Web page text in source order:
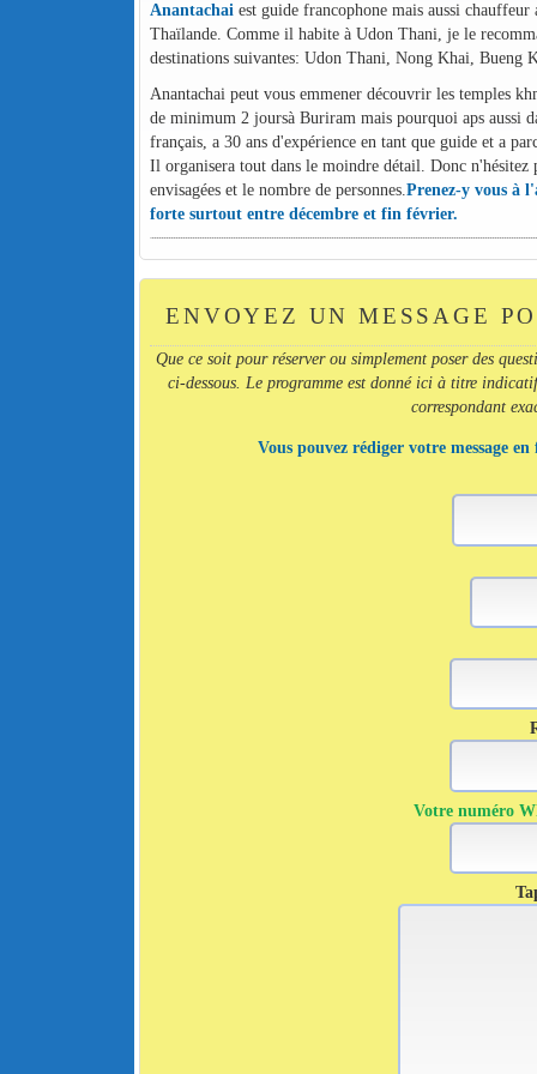
Anantachai est guide francophone mais aussi
Thaïlande. Comme il habite à Udon Thani, je le
destinations suivantes: Udon Thani, Nong Khai,
Anantachai peut vous emmener découvrir les temples
de minimum 2 joursà Buriram mais pourquoi aps aussi
français, a 30 ans d'expérience en tant que guide et a
Il organisera tout dans le moindre détail. Donc n'hésitez
envisagées et le nombre de personnes. Prenez-y vous à
forte surtout entre décembre et fin février.
ENVOYEZ UN MESSAGE
Que ce soit pour réserver ou simplement poser des
ci-dessous. Le programme est donné ici à titre
correspondant
Vous pouvez rédiger votre message
Votre numéro